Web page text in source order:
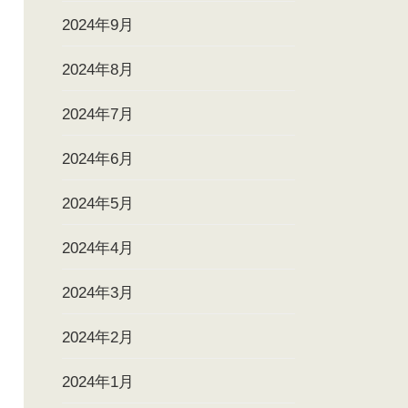
2024年9月
2024年8月
2024年7月
2024年6月
2024年5月
2024年4月
2024年3月
2024年2月
2024年1月